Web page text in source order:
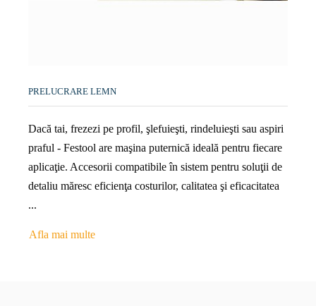
PRELUCRARE LEMN
Dacă tai, frezezi pe profil, şlefuieşti, rindeluieşti sau aspiri
praful - Festool are maşina puternică ideală pentru fiecare
aplicaţie. Accesorii compatibile în sistem pentru soluţii de
detaliu măresc eficienţa costurilor, calitatea şi eficacitatea
...
Afla mai multe